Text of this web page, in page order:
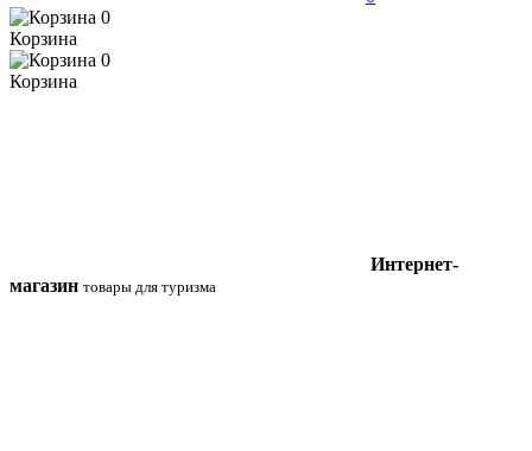
0
Корзина
0
Корзина
Интернет-
магазин товары для туризма